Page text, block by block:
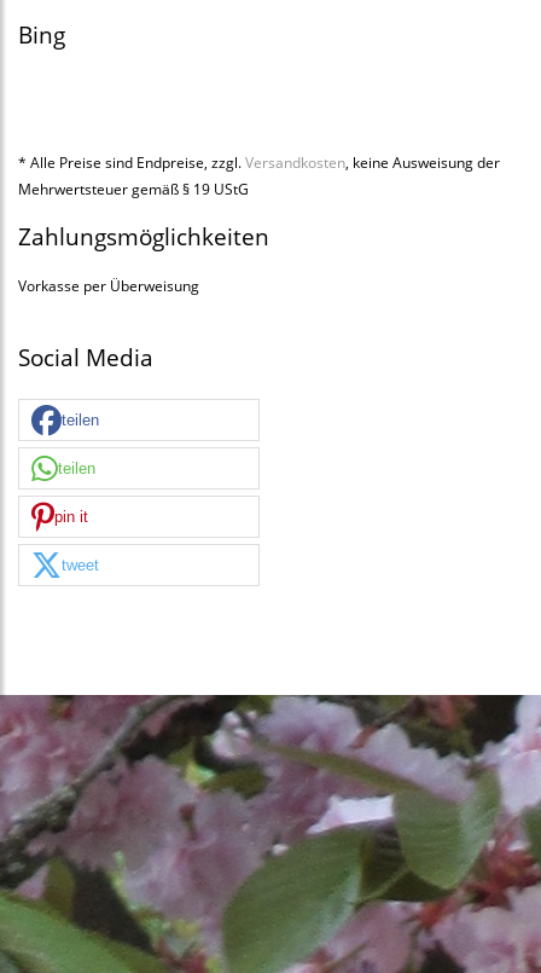
Bing
* Alle Preise sind Endpreise, zzgl.Versandkosten, keine Ausweisung der
Mehrwertsteuer gemäß § 19 UStG
Zahlungsmöglichkeiten
Vorkasse per Überweisung
Social Media
teilen
teilen
pin it
tweet